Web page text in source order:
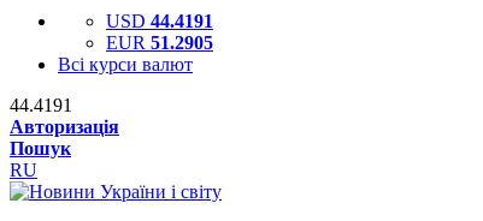
USD 44.4191
EUR 51.2905
Всі курси валют
44.4191
Авторизація
Пошук
RU